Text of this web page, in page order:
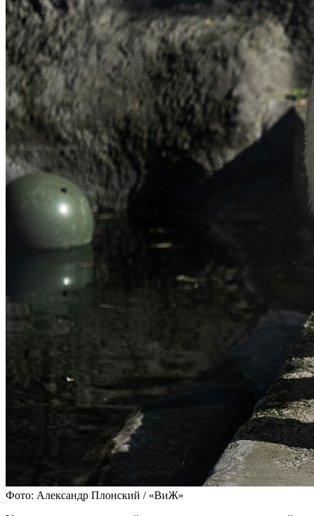
Фото: Александр Плонский / «ВиЖ»